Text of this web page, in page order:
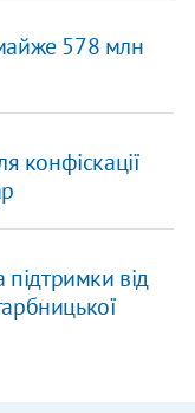
578 млн
конфіскації
підтримки від